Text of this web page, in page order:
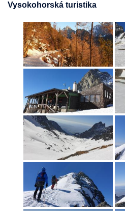
Vysokohorská turistika